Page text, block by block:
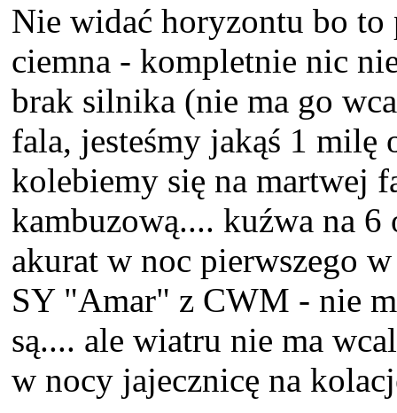
Nie widać horyzontu bo to
ciemna - kompletnie nic
brak silnika (nie ma go
fala, jesteśmy jakąś 1 milę
kolebiemy się na martwej
kambuzową.... kuźwa na
akurat w noc pierwszego
SY "Amar" z CWM - nie
są.... ale wiatru nie ma
w nocy jajecznicę na